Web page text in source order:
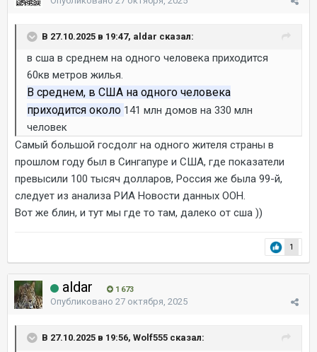
В 27.10.2025 в 19:47, aldar сказал:
в сша в среднем на одного человека приходится
60кв метров жилья.
В среднем, в США на одного человека
приходится около 141 млн домов на 330 млн
человек
Самый большой госдолг на одного жителя страны в
прошлом году был в Сингапуре и США, где показатели
превысили 100 тысяч долларов, Россия же была 99-й,
следует из анализа РИА Новости данных ООН.
Вот же блин, и тут мы где то там, далеко от сша ))
1
aldar 1 673
Опубликовано 27 октября, 2025
В 27.10.2025 в 19:56, Wolf555 сказал: